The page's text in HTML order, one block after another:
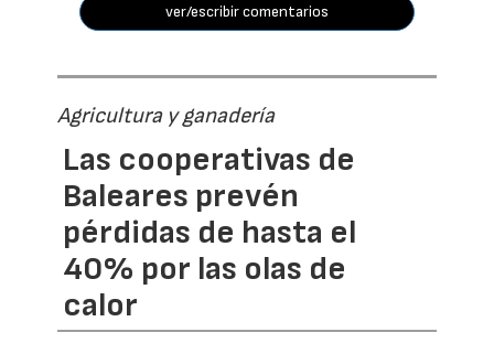
ver/escribir comentarios
Agricultura y ganadería
Las cooperativas de
Baleares prevén
pérdidas de hasta el
40% por las olas de
calor